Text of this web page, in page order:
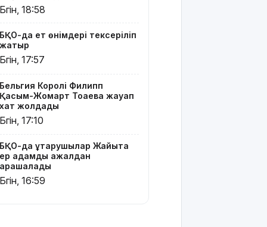
қарасора
өседі
«Әділет»
партиясы:
Қазақстан
мемлекет,
ал «Заң
және
тәртіп»
баршаға
міндетті
Украина
Бүгін, 18:58
БҚО-да ет өнімдері тексеріліп
жатыр
Бүгін, 17:57
Бельгия Королі Филипп
Қасым-Жомарт Тоқаевқа жауап
хат жолдады
Бүгін, 17:10
БҚО-да құтқарушылар Жайықта
ер адамды ажалдан
арашалады
Бүгін, 16:59